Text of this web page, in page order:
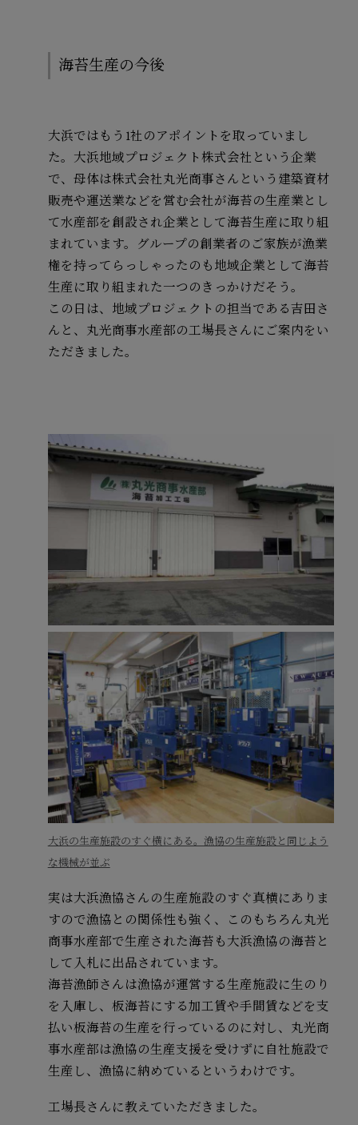
海苔生産の今後
大浜ではもう1社のアポイントを取っていまし
た。大浜地域プロジェクト株式会社という企業
で、母体は株式会社丸光商事さんという建築資材
販売や運送業などを営む会社が海苔の生産業とし
て水産部を創設され企業として海苔生産に取り組
まれています。グループの創業者のご家族が漁業
権を持ってらっしゃったのも地域企業として海苔
生産に取り組まれた一つのきっかけだそう。
この日は、地域プロジェクトの担当である吉田さ
んと、丸光商事水産部の工場長さんにご案内をい
ただきました。
大浜の生産施設のすぐ横にある。漁協の生産施設と同じよう
な機械が並ぶ
実は大浜漁協さんの生産施設のすぐ真横にありま
すので漁協との関係性も強く、このもちろん丸光
商事水産部で生産された海苔も大浜漁協の海苔と
して入札に出品されています。
海苔漁師さんは漁協が運営する生産施設に生のり
を入庫し、板海苔にする加工賃や手間賃などを支
払い板海苔の生産を行っているのに対し、丸光商
事水産部は漁協の生産支援を受けずに自社施設で
生産し、漁協に納めているというわけです。
工場長さんに教えていただきました。